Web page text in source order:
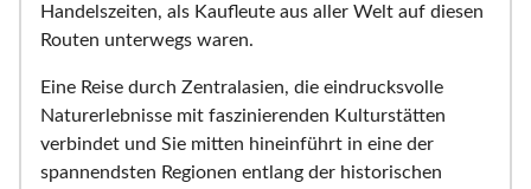
Handelszeiten, als Kaufleute aus aller Welt auf diesen
Routen unterwegs waren.
Eine Reise durch Zentralasien, die eindrucksvolle
Naturerlebnisse mit faszinierenden Kulturstätten
verbindet und Sie mitten hineinführt in eine der
spannendsten Regionen entlang der historischen